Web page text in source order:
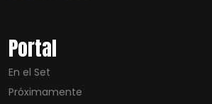
Portal
En el Set
Próximamente